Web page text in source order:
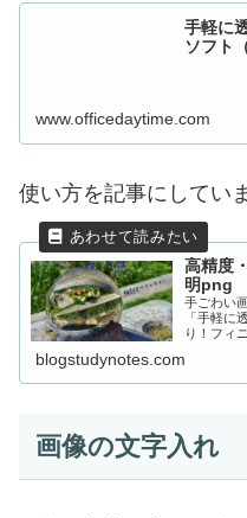
手軽に
ソフト
www.officedaytime.com
使い方を記事にしてい
高精度
明png
手ごわい
「手軽に
り！フィ
blogstudynotes.com
画像の文字入れ